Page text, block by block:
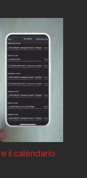
il calendario